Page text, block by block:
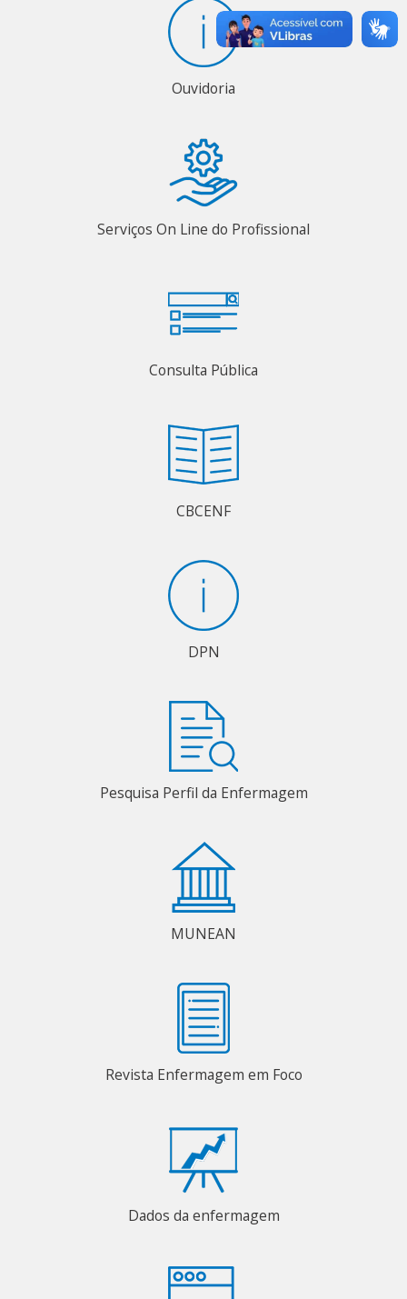
Ouvidoria
Serviços On Line do Profissional
Consulta Pública
CBCENF
DPN
Pesquisa Perfil da Enfermagem
MUNEAN
Revista Enfermagem em Foco
Dados da enfermagem